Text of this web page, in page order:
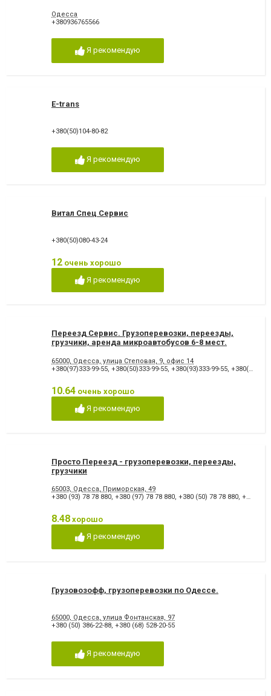
Одесса
+380936765566
Я рекомендую
E-trans
+380(50)104-80-82
Я рекомендую
Витал Спец Сервис
+380(50)080-43-24
12 очень хорошо
Я рекомендую
Переезд Сервис. Грузоперевозки, переезды,
грузчики, аренда микроавтобусов 6-8 мест.
65000, Одесса, улица Степовая, 9, офис 14
+380(97)333-99-55 +380(50)333-99-55 +380(93)333-99-55 +380(48)799-99-55
10.64 очень хорошо
Я рекомендую
Просто Переезд - грузоперевозки, переезды,
грузчики
65003, Одесса, Приморская, 49
+380 (93) 78 78 880, +380 (97) 78 78 880, +380 (50) 78 78 880, +380 (48) 700 00 88
8.48 хорошо
Я рекомендую
Грузовозофф, грузоперевозки по Одессе.
65000, Одесса, улица Фонтанская, 97
+380 (50) 386-22-88, +380 (68) 528-20-55
Я рекомендую